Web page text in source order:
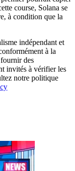
course, Solana se
à condition que la
indépendant et
à la
des
invités à vérifier les
notre politique